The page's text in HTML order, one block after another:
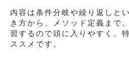
内容は条件分岐や繰り返しと
き方から、メソッド定義まで
習するので頭に入りやすく、
ススメです。